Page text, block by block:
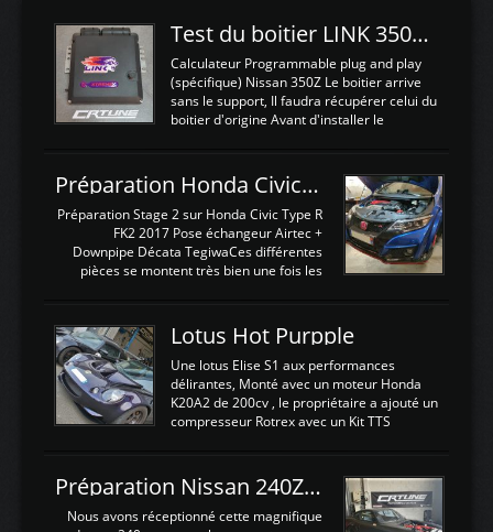
Test du boitier LINK 350Z Plugin ECU
Calculateur Programmable plug and play
(spécifique) Nissan 350Z Le boitier arrive
sans le support, Il faudra récupérer celui du
boitier d'origine Avant d'installer le
d'envoyer l'information de la large bande
dans le boitier. sydney sweeney deepfake
La sortie 0-5V de l'afr sera connectée sur
l'entrée AN Volt 8 et GndAN pour
Analogique, et Volt car l'information est une
tension (Pas une résistance variable d'un
est temps de brancher le ...
Préparation Honda Civic Type R FK2
Préparation Stage 2 sur Honda Civic Type R
FK2 2017 Pose échangeur Airtec +
Downpipe Décata TegiwaCes différentes
pièces se montent très bien une fois les
légere découpe du plastique inferieur,
negénant en rien la structure ou le
fonctionnement du fond plat. Une
reprogrammation Stage 2 est faite sur le
calculateur d'origine. Une alternative
économique au passage sur Hondata
d'origine 310cv et 400Nn , Une fois
reprogrammé et les ...
Lotus Hot Purpple
Une lotus Elise S1 aux performances
délirantes, Monté avec un moteur Honda
K20A2 de 200cv , le propriétaire a ajouté un
compresseur Rotrex avec un Kit TTS
d'augmenter la puissance de son moteur:
un watercooler a été ajouté. 300Cv sans
échangeurLa lotus équipée d'un Hondata
Préparation Nissan 240Z SR20DET
Nous avons réceptionné cette magnifique